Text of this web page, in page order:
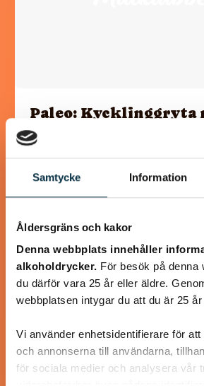
Samtycke Information
Åldersgräns och kakor
Denna webbplats innehåller
alkoholdrycker. För besök på denna
du därför vara 25 år eller äldre.
webbplatsen intygar du att du är 25
Vi använder enhetsidentifierare för
och annonserna till användarna,
för sociala medier och analysera vår
Paleo: Kycklinggryta
mango och
serverade med råstekt
@roskerstin